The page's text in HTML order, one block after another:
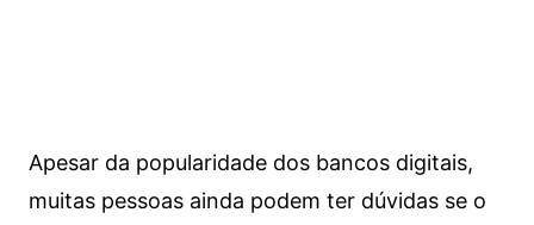
Apesar da popularidade dos bancos digitais,
muitas pessoas ainda podem ter dúvidas se o